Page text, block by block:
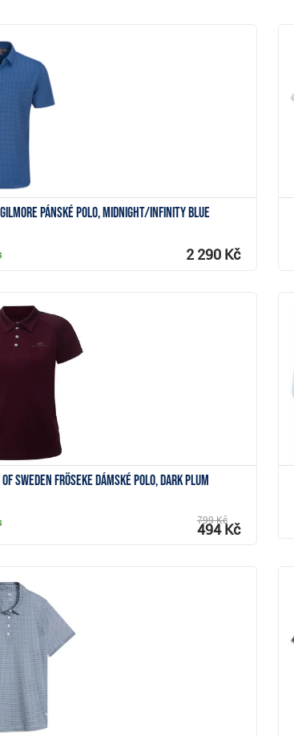
Gilmore pánské polo, midnight/infinity blue
2 290 Kč
of Sweden Fröseke dámské polo, dark plum
799 Kč
494 Kč
Zobrazit